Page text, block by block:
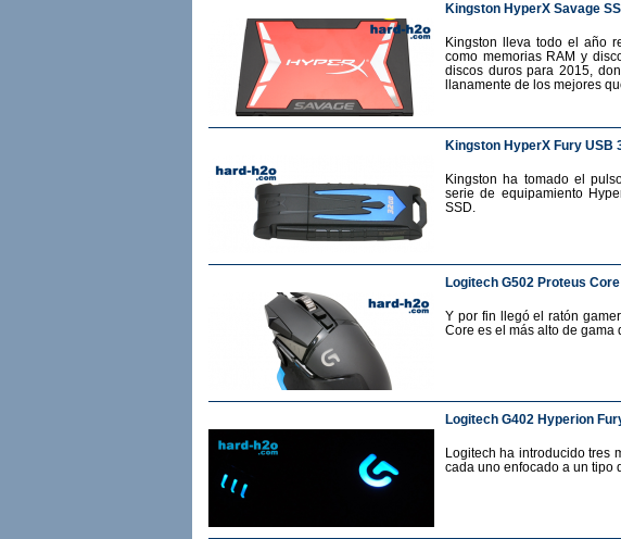
Kingston HyperX Savage
Kingston lleva todo el año
como memorias RAM y
discos duros para 2015,
llanamente de los mejores
Kingston HyperX Fury USB
Kingston ha tomado el
serie de equipamiento
SSD.
Logitech G502 Proteus Core
Y por fin llegó el ratón
Core es el más alto de
Logitech G402 Hyperion
Logitech ha introducido tres
cada uno enfocado a un tipo